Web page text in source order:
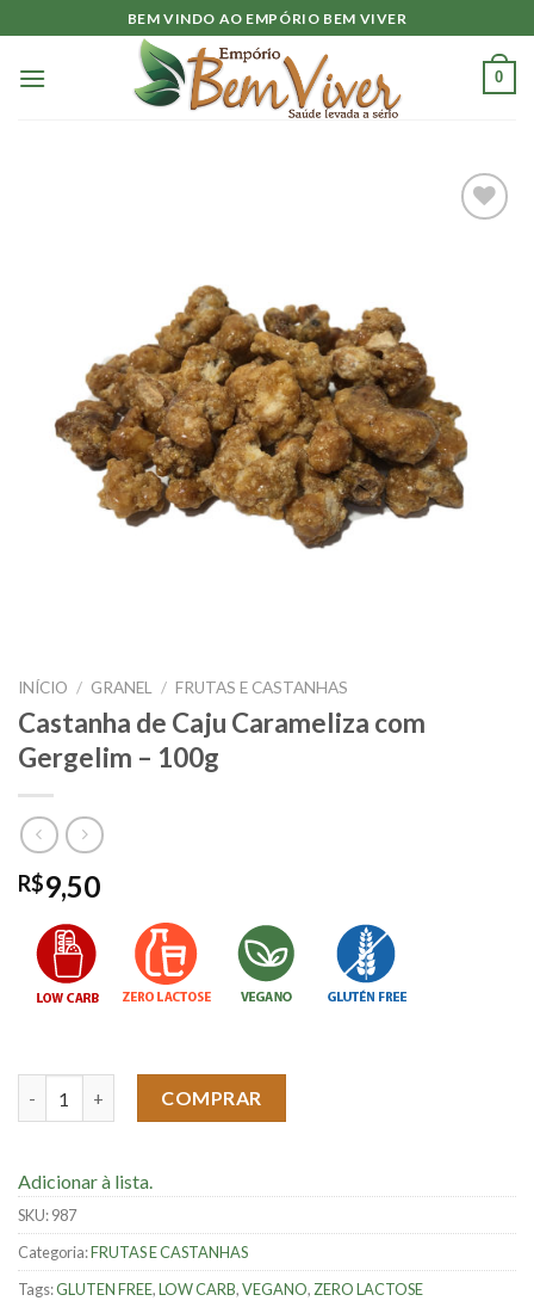
to
content
BEM VINDO AO EMPÓRIO BEM VIVER
0
INÍCIO / GRANEL / FRUTAS E CASTANHAS
Castanha de Caju Carameliza com
Gergelim – 100g
R$9,50
COMPRAR
Adicionar à lista.
SKU:987
Categoria:FRUTAS E CASTANHAS
Tags:GLUTEN FREE,LOW CARB,VEGANO, ZERO LACTOSE